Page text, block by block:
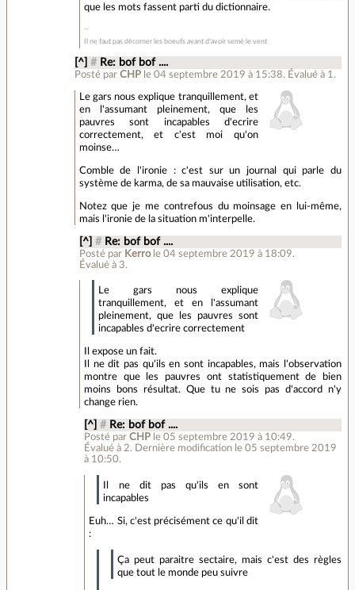
que les mots fassent parti du dictionnaire.
Il ne faut pas décorner les boeufs avant d'avoir semé le vent
[^] # Re: bof bof ....
Posté par CHP le 04 septembre 2019 à 15:38. Évalué à 1 .
Le gars nous explique tranquillement, et
en l'assumant pleinement, que les
pauvres sont incapables d'ecrire
correctement, et c'est moi qu'on
moinse…
Comble de l'ironie : c'est sur un journal qui parle du
système de karma, de sa mauvaise utilisation, etc.
Notez que je me contrefous du moinsage en lui-même,
mais l'ironie de la situation m'interpelle.
[^] # Re: bof bof ....
Posté par Kerro le 04 septembre 2019 à 18:09.
Évalué à 3.
Le gars nous explique
tranquillement, et en l'assumant
pleinement, que les pauvres sont
incapables d'ecrire correctement
Il expose un fait.
Il ne dit pas qu'ils en sont incapables, mais l'observation
montre que les pauvres ont statistiquement de bien
moins bons résultat. Que tu ne sois pas d'accord n'y
change rien.
[^] # Re: bof bof ....
Posté parCHP le 05 septembre 2019 à 10:49.
Évalué à 2. Dernière modification le 05 septembre 2019
à 10:50.
Il ne dit pas qu'ils en sont
incapables
Euh… Si, c'est précisément ce qu'il dit
:
Ça peut paraitre sectaire, mais c'est des règles
que tout le monde peu suivre